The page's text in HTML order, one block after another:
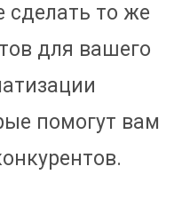
сделать то же
для вашего
помогут вам